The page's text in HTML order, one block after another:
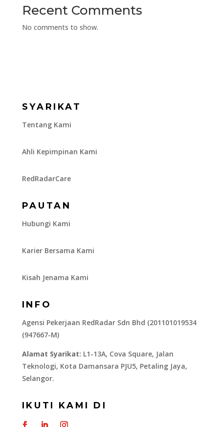
Recent Comments
No comments to show.
SYARIKAT
Tentang Kami
Ahli Kepimpinan Kami
RedRadarCare
PAUTAN
Hubungi Kami
Karier Bersama Kami
Kisah Jenama Kami
INFO
Agensi Pekerjaan RedRadar Sdn Bhd (201101019534
(947667-M)
Alamat Syarikat: L1-13A, Cova Square, Jalan
Teknologi, Kota Damansara PJU5, Petaling Jaya,
Selangor.
IKUTI KAMI DI